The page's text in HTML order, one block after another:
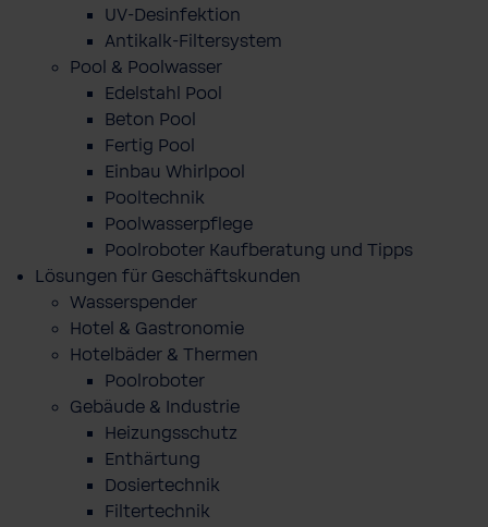
UV-Desinfektion
Antikalk-Filtersystem
Pool & Poolwasser
Edelstahl Pool
Beton Pool
Fertig Pool
Einbau Whirlpool
Pooltechnik
Poolwasserpflege
Poolroboter Kaufberatung und Tipps
Lösungen für Geschäftskunden
Wasserspender
Hotel & Gastronomie
Hotelbäder & Thermen
Poolroboter
Gebäude & Industrie
Heizungsschutz
Enthärtung
Dosiertechnik
Filtertechnik